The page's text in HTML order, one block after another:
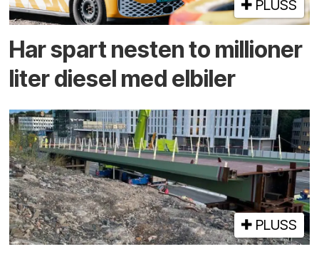
PLUSS
Har spart nesten to millioner
liter diesel med elbiler
PLUSS